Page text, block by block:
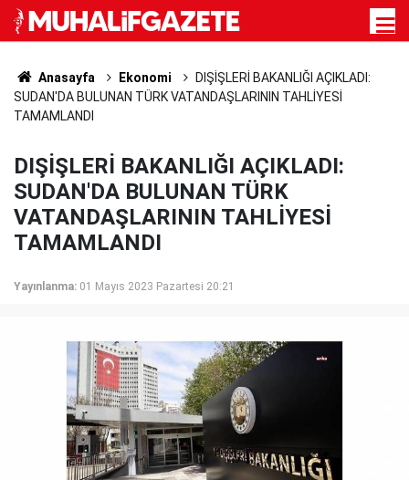
Anasayfa Ekonomi
DIŞİŞLERİ BAKANLIĞI AÇIKLADI:
SUDAN'DA BULUNAN TÜRK VATANDAŞLARININ TAHLİYESİ
TAMAMLANDI
DIŞİŞLERİ BAKANLIĞI AÇIKLADI:
SUDAN'DA BULUNAN TÜRK
VATANDAŞLARININ TAHLİYESİ
TAMAMLANDI
Yayınlanma: 01 Mayıs 2023 Pazartesi 20:21